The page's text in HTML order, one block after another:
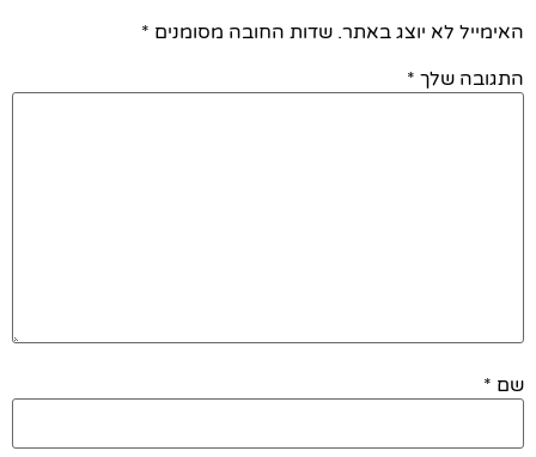
האימייל לא יוצג באתר. שדות החובה מסומנים *
התגובה שלך *
שם *